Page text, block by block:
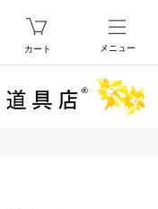
カート メニュー